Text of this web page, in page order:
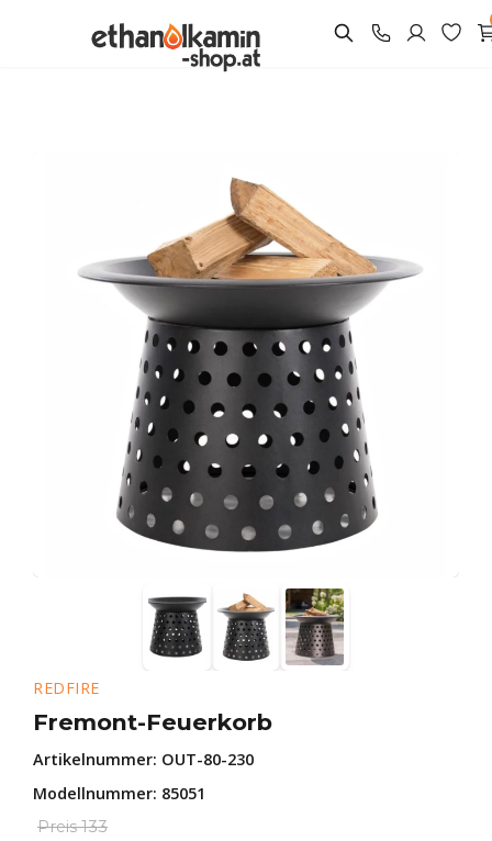
REDFIRE
Fremont-Feuerkorb
Artikelnummer: OUT-80-230
Modellnummer: 85051
Preis133